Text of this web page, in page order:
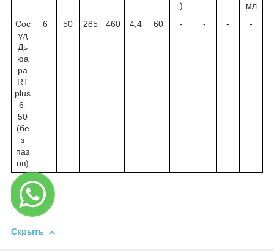
)
мл
Сос
уд
Дь
юа
ра
RT
plus
6-
50
(бе
з
паз
ов)
6 50 285 460 4,4 60 - - - -
Скрыть